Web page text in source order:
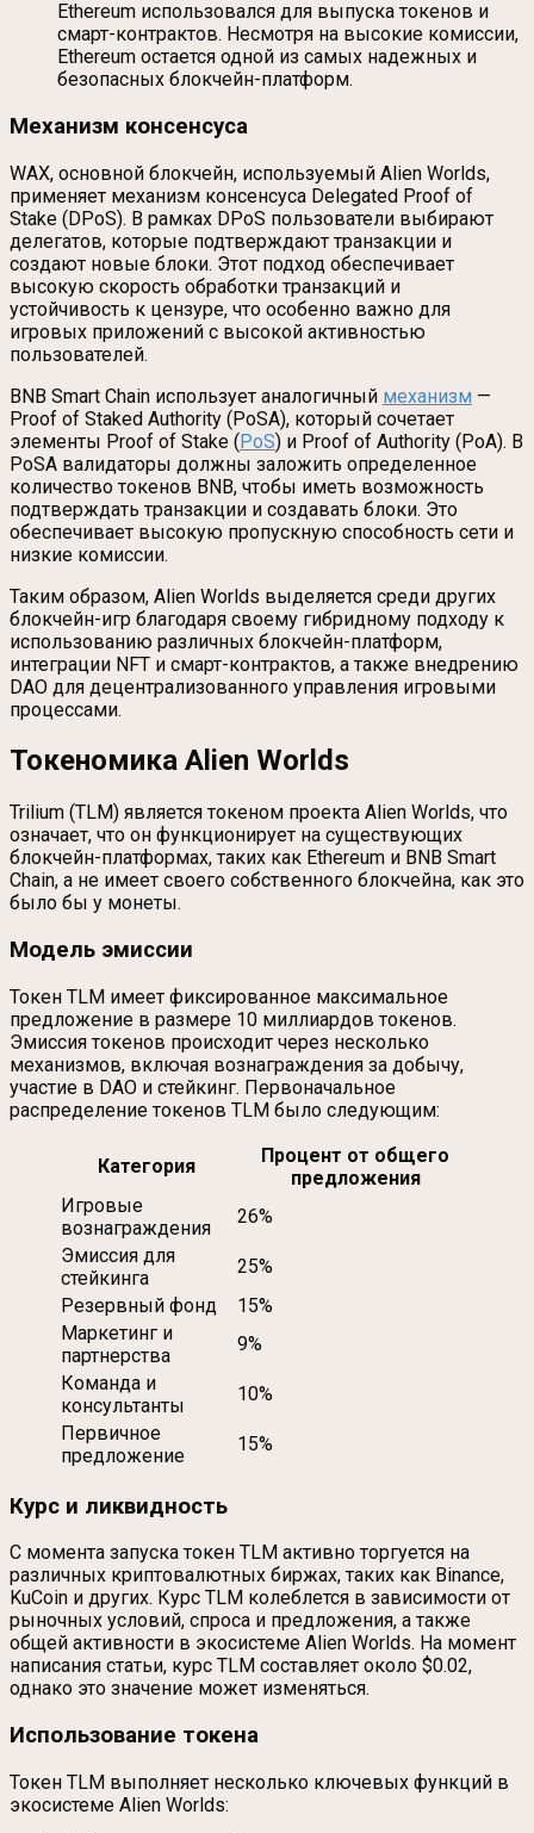
Ethereum использовался для выпуска токенов и
смарт-контрактов. Несмотря на высокие комиссии,
Ethereum остается одной из самых надежных и
безопасных блокчейн-платформ.
Механизм консенсуса
WAX, основной блокчейн, используемый Alien Worlds,
применяет механизм консенсуса Delegated Proof of
Stake (DPoS). В рамках DPoS пользователи выбирают
делегатов, которые подтверждают транзакции и
создают новые блоки. Этот подход обеспечивает
высокую скорость обработки транзакций и
устойчивость к цензуре, что особенно важно для
игровых приложений с высокой активностью
пользователей.
BNB Smart Chain использует аналогичный механизм —
Proof of Staked Authority (PoSA), который сочетает
элементы Proof of Stake (PoS) и Proof of Authority (PoA). В
PoSA валидаторы должны заложить определенное
количество токенов BNB, чтобы иметь возможность
подтверждать транзакции и создавать блоки. Это
обеспечивает высокую пропускную способность сети и
низкие комиссии.
Таким образом, Alien Worlds выделяется среди других
блокчейн-игр благодаря своему гибридному подходу к
использованию различных блокчейн-платформ,
интеграции NFT и смарт-контрактов, а также внедрению
DAO для децентрализованного управления игровыми
процессами.
Токеномика Alien Worlds
Trilium (TLM) является токеном проекта Alien Worlds, что
означает, что он функционирует на существующих
блокчейн-платформах, таких как Ethereum и BNB Smart
Chain, а не имеет своего собственного блокчейна, как это
было бы у монеты.
Модель эмиссии
Токен TLM имеет фиксированное максимальное
предложение в размере 10 миллиардов токенов.
Эмиссия токенов происходит через несколько
механизмов, включая вознаграждения за добычу,
участие в DAO и стейкинг. Первоначальное
распределение токенов TLM было следующим:
Категория
Процент от общего
предложения
Игровые
вознаграждения
26%
Эмиссия для
стейкинга
25%
Резервный фонд
15%
Маркетинг и
партнерства
9%
Команда и
консультанты
10%
Первичное
предложение
15%
Курс и ликвидность
С момента запуска токен TLM активно торгуется на
различных криптовалютных биржах, таких как Binance,
KuCoin и других. Курс TLM колеблется в зависимости от
рыночных условий, спроса и предложения, а также
общей активности в экосистеме Alien Worlds. На момент
написания статьи, курс TLM составляет около $0.02,
однако это значение может изменяться.
Использование токена
Токен TLM выполняет несколько ключевых функций в
экосистеме Alien Worlds: